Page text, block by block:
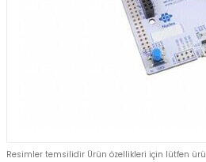
Resimler temsilidir Ürün özellikleri için lütfen